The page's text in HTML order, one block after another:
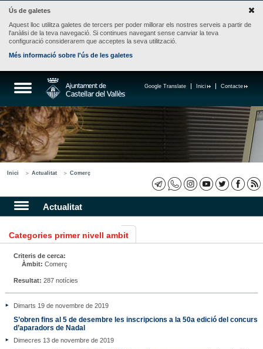
Ús de galetes
Aquest lloc utilitza galetes de tercers per poder millorar els nostres serveis a partir de
l'anàlisi de la teva navegació. Si continues navegant sense canviar la teva
configuració considerarem que acceptes la seva utilització.
Més informació sobre l'ús de les galetes
Contacte
Inici
Google Translate
Inici Actualitat Comerç
Actualitat
Categories primer nivell ambit
Criteris de cerca:
Àmbit: Comerç
Resultat: 287 notícies
Dimarts 19 de novembre de 2019
S’obren fins al 5 de desembre les inscripcions a la 50a edició del concurs
d’aparadors de Nadal
Dimecres 13 de novembre de 2019